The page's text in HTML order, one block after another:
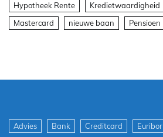
Hypotheek Rente
Kredietwaardigheid
Mastercard
nieuwe baan Pensioen
Advies Bank Creditcard Euribor